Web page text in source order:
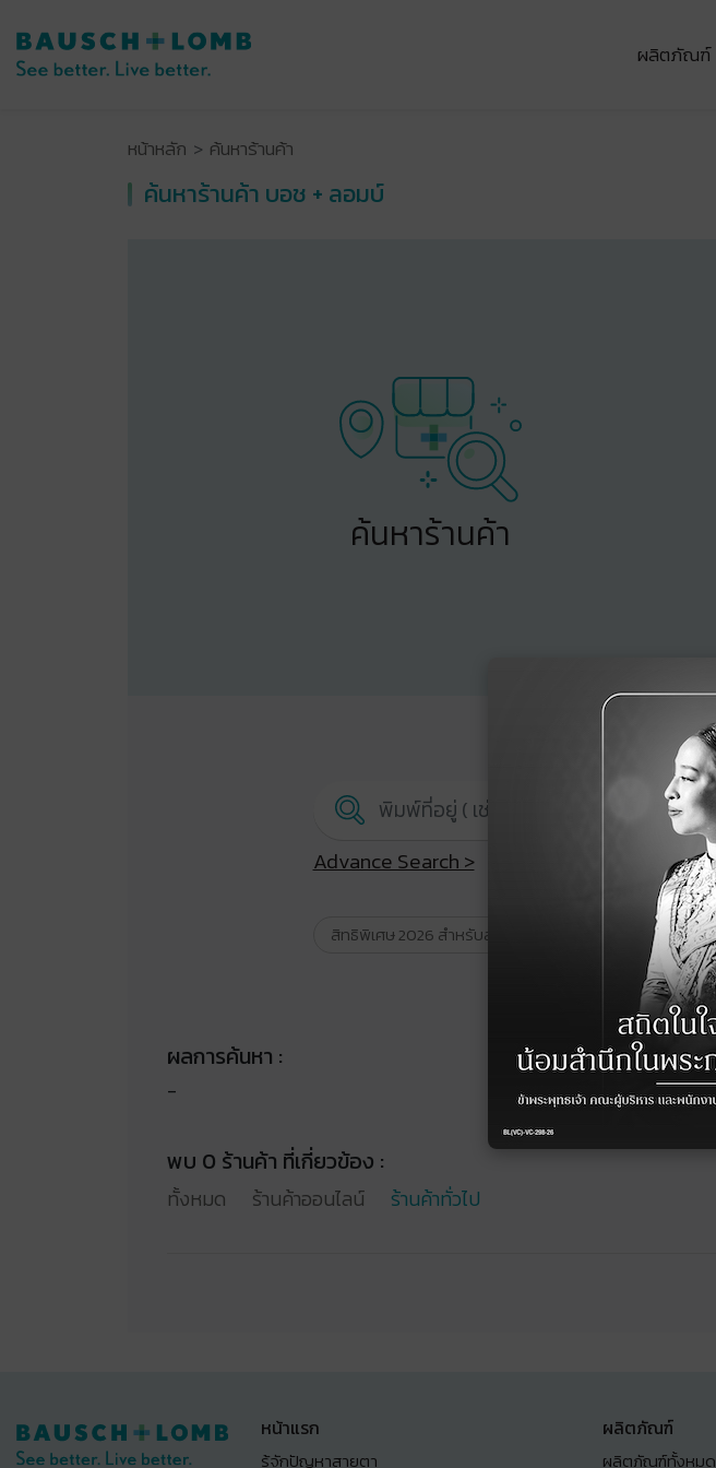
หน้าหลัก ค้นหาร้านค้า
ค้นหาร้านค้า บอช + ลอมบ์
ค้นหาร้านค้า
Advance Search >
สิทธิพิเศษ 2026 สำหรับลูกค้าบอช แอนด์ ลอมบ์
ผลการค้นหา :
-
พบ 0 ร้านค้า ที่เกี่ยวข้อง :
ทั้งหมด ร้านค้าออนไลน์ ร้านค้าทั่วไป
หน้าแรก
รู้จักปัญหาสายตา
ผลิตภัณฑ์
ผลิตภัณฑ์ทั้งหมด
ผลิตภัณฑ์